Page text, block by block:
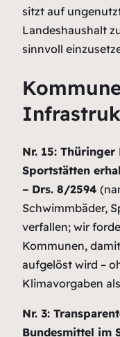
sitzt auf
Landeshaushalt
sinnvoll
Nr. 15: Thüringer
Sportstätten
– Drs. 8/2594
Schwimmbäder,
verfallen; wir
Kommunen,
aufgelöst wird –
Klimavorgaben
Nr. 3:
Bundesmittel im